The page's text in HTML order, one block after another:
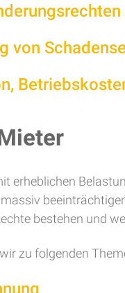
von
erheblichen
bestehen und
zu folgenden